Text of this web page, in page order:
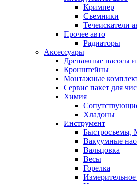
Кримпер
Съемники
Течеискатели
Прочее авто
Радиаторы
Аксессуары
Дренажные насосы
Кронштейны
Монтажные
Сервис пакет для
Химия
Хладоны
Инструмент
Быстросъемы,
Вакуумные
Вальцовка
Весы
Горелка